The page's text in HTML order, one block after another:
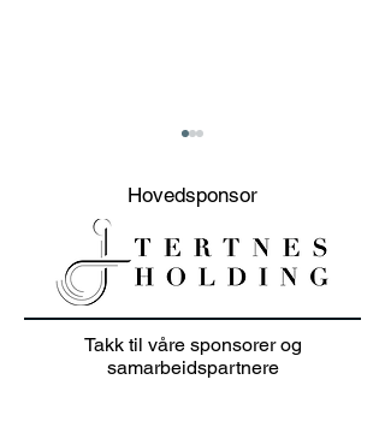
Logoballer til din
bedrift
Hovedsponsor
Takk til våre sponsorer og
samarbeidspartnere